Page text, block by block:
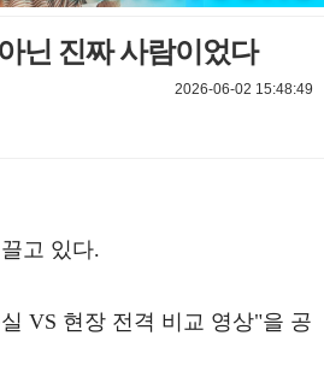
닌 진짜 사람이었다
2026-06-02 15:48:49
고 있다.
VS 현장 전격 비교 영상"을 공